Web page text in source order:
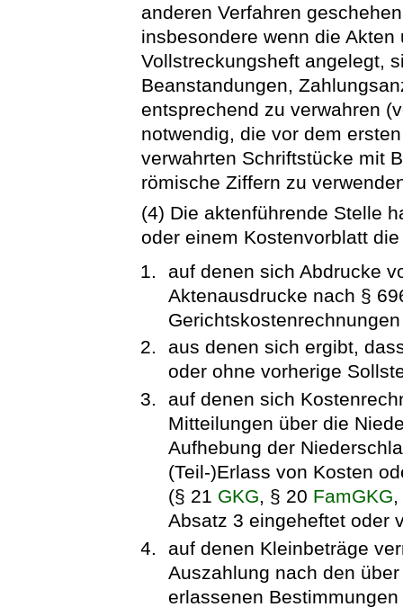
anderen Verfahren
insbesondere wenn die
Vollstreckungsheft angelegt,
Beanstandungen,
entsprechend zu verwahren
notwendig, die vor dem
verwahrten Schriftstücke mit
römische Ziffern zu
(4) Die aktenführende Stelle
oder einem Kostenvorblatt
auf denen sich Abdrucke
Aktenausdrucke nach §
aus denen sich ergibt,
oder ohne vorherige
auf denen sich
Mitteilungen über die
Aufhebung der
(Teil-)Erlass von Kosten
(§ 21 GKG, § 20 FamGKG
Absatz 3 eingeheftet oder
auf denen Kleinbeträge
Auszahlung nach den
erlassenen